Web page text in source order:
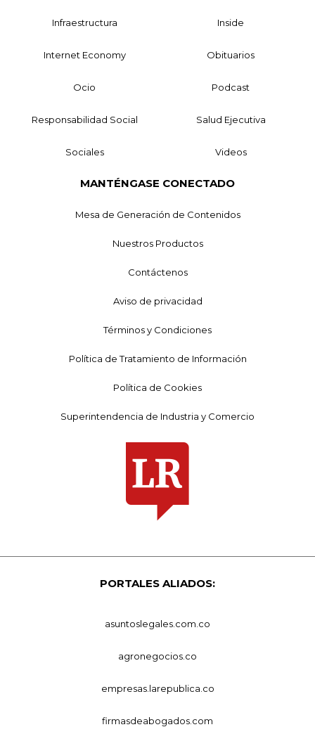
Infraestructura Inside
Internet Economy Obituarios
Ocio Podcast
Responsabilidad Social Salud Ejecutiva
Sociales Videos
MANTÉNGASE CONECTADO
Mesa de Generación de Contenidos
Nuestros Productos
Contáctenos
Aviso de privacidad
Términos y Condiciones
Política de Tratamiento de Información
Política de Cookies
Superintendencia de Industria y Comercio
PORTALES ALIADOS:
asuntoslegales.com.co
agronegocios.co
empresas.larepublica.co
firmasdeabogados.com